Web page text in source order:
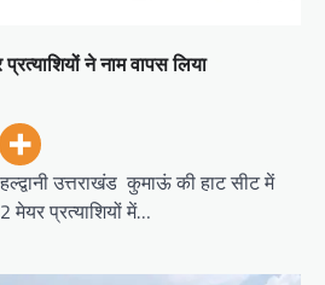
ने नाम वापस लिया
उत्तराखंड कुमाऊं की हाट सीट में
मेयर प्रत्याशियों में…